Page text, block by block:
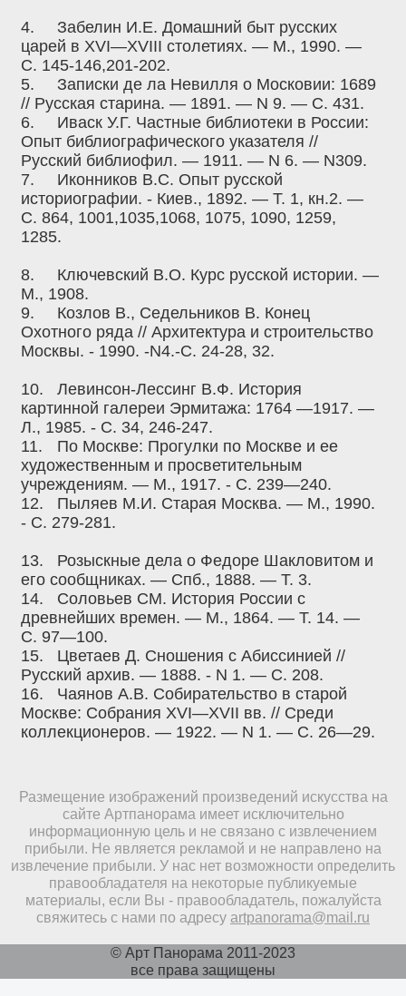
4.
Забелин И.Е. Домашний быт русских
царей в XVI—XVIII столетиях. — М., 1990. —
С. 145-146,201-202.
5.
Записки де ла Невилля о Московии: 1689
// Русская старина. — 1891. — N 9. — С. 431.
6.
Иваск У.Г. Частные библиотеки в России:
Опыт библиографического указателя //
Русский библиофил. — 1911. — N 6. — N309.
7.
Иконников B.C. Опыт русской
историографии. - Киев., 1892. — Т. 1, кн.2. —
С. 864, 1001,1035,1068, 1075, 1090, 1259,
1285.
8.
Ключевский В.О. Курс русской истории. —
М., 1908.
9.
Козлов В., Седельников В. Конец
Охотного ряда // Архитектура и строительство
Москвы. - 1990. -N4.-C. 24-28, 32.
10.
Левинсон-Лессинг В.Ф. История
картинной галереи Эрмитажа: 1764 —1917. —
Л., 1985. - С. 34, 246-247.
11.
По Москве: Прогулки по Москве и ее
художественным и просветительным
учреждениям. — М., 1917. - С. 239—240.
12.
Пыляев М.И. Старая Москва. — М., 1990.
- С. 279-281.
13.
Розыскные дела о Федоре Шакловитом и
его сообщниках. — Спб., 1888. — Т. 3.
14.
Соловьев СМ. История России с
древнейших времен. — М., 1864. — Т. 14. —
С. 97—100.
15.
Цветаев Д. Сношения с Абиссинией //
Русский архив. — 1888. - N 1. — С. 208.
16.
Чаянов А.В. Собирательство в старой
Москве: Собрания XVI—XVII вв. // Среди
коллекционеров. — 1922. — N 1. — С. 26—29.
Размещение изображений произведений искусства на
сайте Артпанорама имеет исключительно
информационную цель и не связано с извлечением
прибыли. Не является рекламой и не направлено на
извлечение прибыли. У нас нет возможности определить
правообладателя на некоторые публикуемые
материалы, если Вы - правообладатель, пожалуйста
свяжитесь с нами по адресу artpanorama@mail.ru
© Арт Панорама 2011-2023
все права защищены